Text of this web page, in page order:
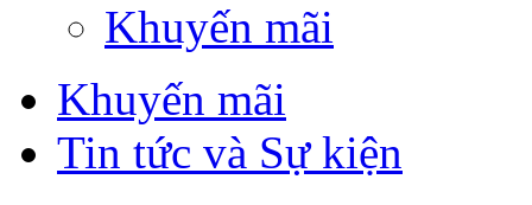
Khuyến mãi
Khuyến mãi
Tin tức và Sự kiện